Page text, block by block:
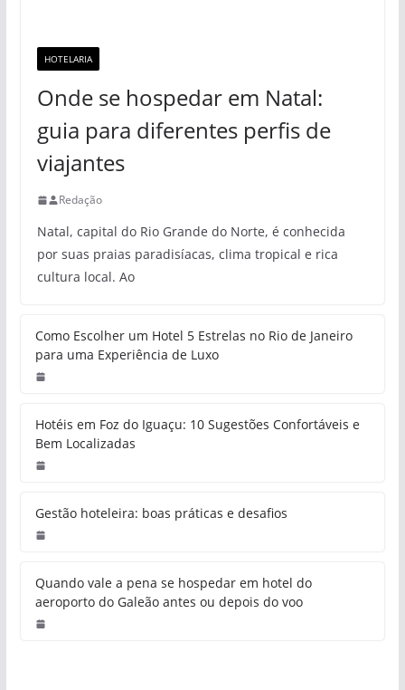
HOTELARIA
Onde se hospedar em Natal:
guia para diferentes perfis de
viajantes
Redação
Natal, capital do Rio Grande do Norte, é conhecida
por suas praias paradisíacas, clima tropical e rica
cultura local. Ao
Como Escolher um Hotel 5 Estrelas no Rio de Janeiro
para uma Experiência de Luxo
Hotéis em Foz do Iguaçu: 10 Sugestões Confortáveis e
Bem Localizadas
Gestão hoteleira: boas práticas e desafios
Quando vale a pena se hospedar em hotel do
aeroporto do Galeão antes ou depois do voo